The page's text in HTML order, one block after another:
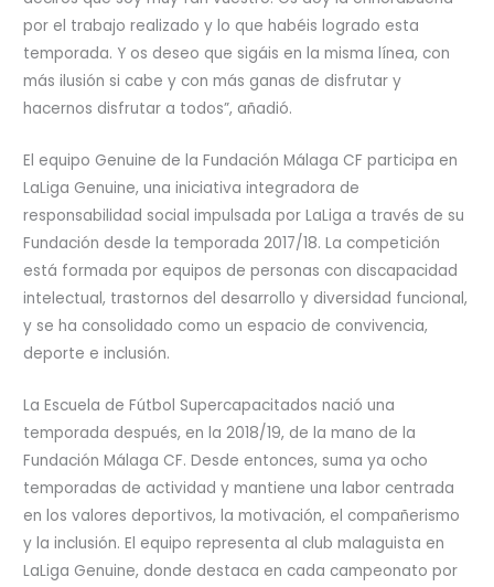
por el trabajo realizado y lo que habéis logrado esta
temporada. Y os deseo que sigáis en la misma línea, con
más ilusión si cabe y con más ganas de disfrutar y
hacernos disfrutar a todos”, añadió.
El equipo Genuine de la Fundación Málaga CF participa en
LaLiga Genuine, una iniciativa integradora de
responsabilidad social impulsada por LaLiga a través de su
Fundación desde la temporada 2017/18. La competición
está formada por equipos de personas con discapacidad
intelectual, trastornos del desarrollo y diversidad funcional,
y se ha consolidado como un espacio de convivencia,
deporte e inclusión.
La Escuela de Fútbol Supercapacitados nació una
temporada después, en la 2018/19, de la mano de la
Fundación Málaga CF. Desde entonces, suma ya ocho
temporadas de actividad y mantiene una labor centrada
en los valores deportivos, la motivación, el compañerismo
y la inclusión. El equipo representa al club malaguista en
LaLiga Genuine, donde destaca en cada campeonato por